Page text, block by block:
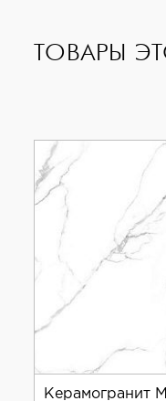
прочностью и
Если вы ищете
ТОВАРЫ
Керамогранит